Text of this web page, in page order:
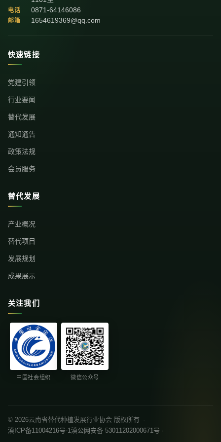
电话 0871-64146086
邮箱 1654619369@qq.com
快速链接
党建引领
行业要闻
替代发展
通知通告
政策法规
会员服务
替代发展
产业概况
替代项目
发展规划
成果展示
关注我们
中国社会组织 微信公众号
© 2026云南省替代种植发展行业协会 版权所有
·
滇ICP备11004216号-1滇公网安备 53011202000671号 ·